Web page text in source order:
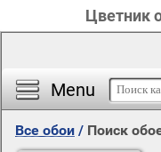
Цветник
Menu
Все обои / Поиск